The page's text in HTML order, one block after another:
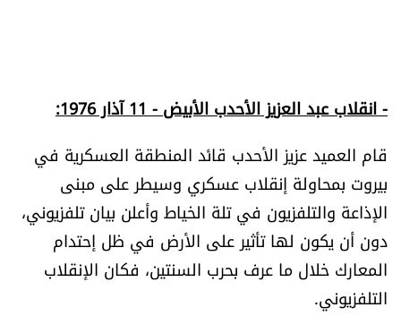
- انقلاب عبد العزيز الأحدب الأبيض - 11 آذار 1976:
قام العميد عزيز الأحدب قائد المنطقة العسكرية في
بيروت بمحاولة إنقلاب عسكري وسيطر على مبنى
الإذاعة والتلفزيون في تلة الخياط وأعلن بيان تلفزيوني،
دون أن يكون لها تأثير على الأرض في ظل إحتدام
المعارك خلال ما عرف بحرب السنتين، فكان الإنقلاب
التلفزيوني.